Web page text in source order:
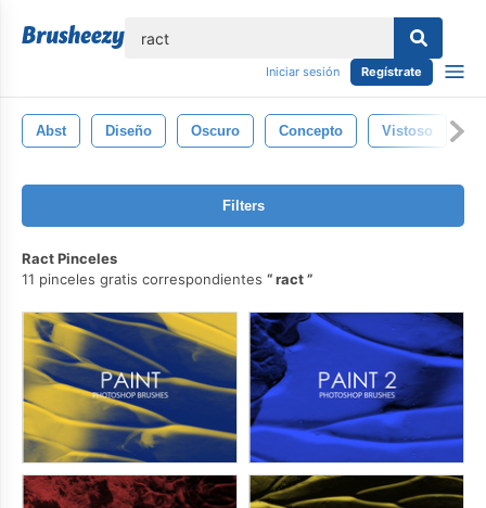
Iniciar sesión Regístrate
Abst Diseño Oscuro Concepto Vistoso
Filters
Ract Pinceles
11 pinceles gratis correspondientes
ract